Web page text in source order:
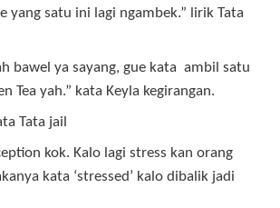
yang satu ini lagi ngambek.” lirik Tata
bawel ya sayang, gue kata ambil satu
Tea yah.” kata Keyla kegirangan.
Tata jail
kok. Kalo lagi stress kan orang
kata ‘stressed’ kalo dibalik jadi